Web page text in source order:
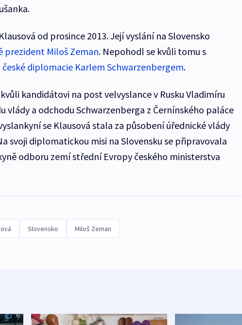
od prosince 2013. Její vyslání na Slovensko
prezident Miloš Zeman. Nepohodl se kvůli tomu s
české diplomacie Karlem Schwarzenbergem.
kandidátovi na post velvyslance v Rusku Vladimíru
vlády a odchodu Schwarzenberga z Černínského paláce
se Klausová stala za působení úřednické vlády
svoji diplomatickou misi na Slovensku se připravovala
odboru zemí střední Evropy českého ministerstva
Slovensko Miloš Zeman